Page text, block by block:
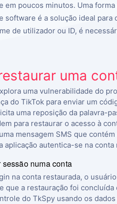
poucos minutos. Uma
é a solução ideal para
de utilizador ou ID, é
uma
uma vulnerabilidade do
do TikTok para enviar um
uma reposição da palavra-
para restaurar o acesso à
mensagem SMS que
aplicação autentica-se na
numa conta
na conta restaurada, o
que a restauração foi
do TkSpy usando os